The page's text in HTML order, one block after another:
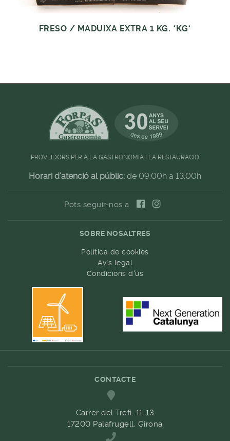
FRESO / MADUIXA EXTRA 1 KG. *KG*
PROVEÏDORS PER A LA GASTRONOMIA I LA RESTAURACIÓ
Horari d'atenció al públic: de 09:00h a 13:00h
Pots seguir-nos a
SOBRE NOSALTRES
Política de cookies
Avís legal
Condicions d'ús
CONTACTE
Carrer del Trefí. 11-13
17200 Palafrugell, Girona